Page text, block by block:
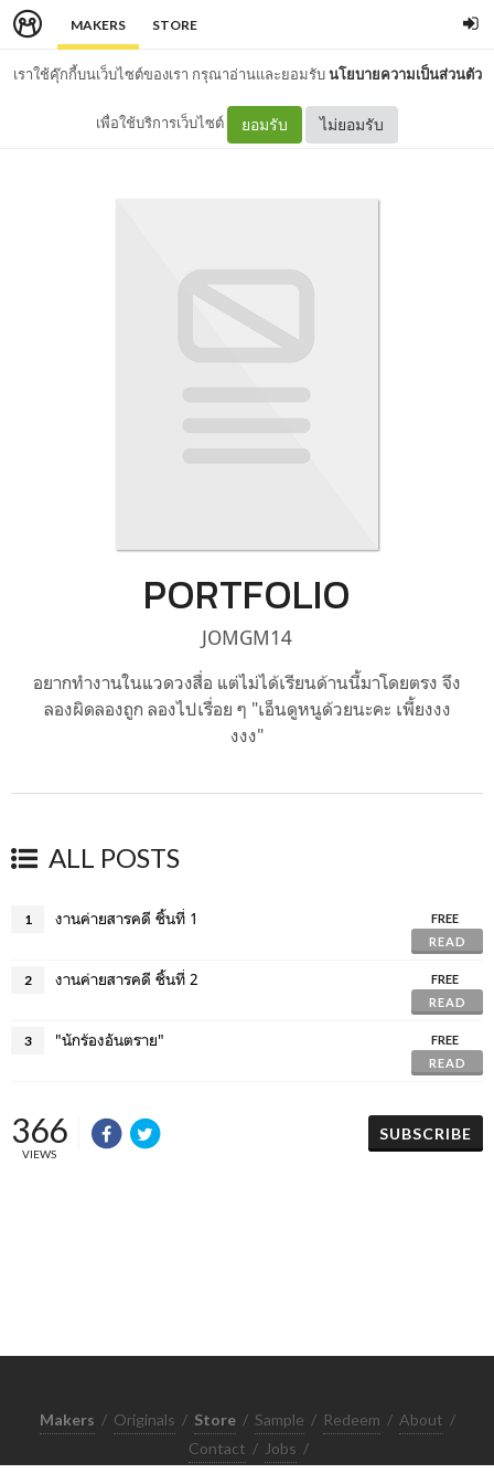
MAKERS STORE
เราใช้คุ๊กกี้บนเว็บไซต์ของเรา กรุณาอ่านและยอมรับนโยบายความเป็นส่วนตัว
เพื่อใช้บริการเว็บไซต์ ยอมรับ ไม่ยอมรับ
PORTFOLIO
JOMGM14
อยากทำงานในแวดวงสื่อ แต่ไม่ได้เรียนด้านนี้มาโดยตรง จึง
ลองผิดลองถูก ลองไปเรื่อย ๆ "เอ็นดูหนูด้วยนะคะ เพี้ยงงง
งงง"
ALL POSTS
1 งานค่ายสารคดี ชิ้นที่ 1
FREE
READ
2 งานค่ายสารคดี ชิ้นที่ 2
FREE
READ
3 "นักร้องอันตราย"
FREE
READ
366
VIEWS
SUBSCRIBE
Makers / Originals / Store / Sample / Redeem / About /
Contact / Jobs /